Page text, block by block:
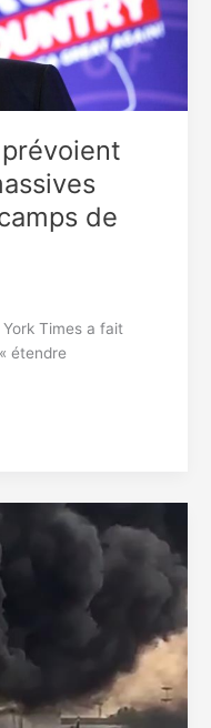
de
Times a fait
étendre